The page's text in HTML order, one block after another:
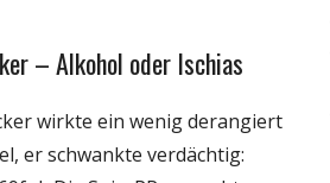
– Alkohol oder Ischias
wirkte ein wenig derangiert
er schwankte verdächtig: